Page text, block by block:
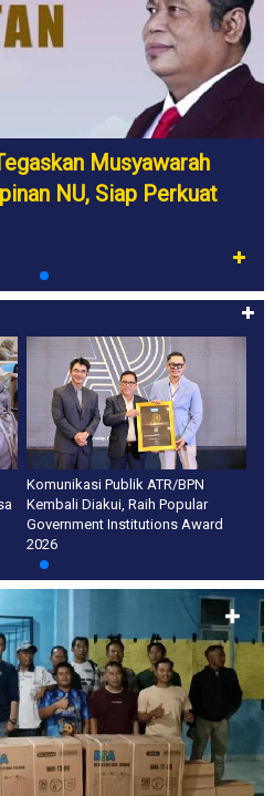
Musyawarah
NU, Siap Perkuat
Komunikasi Publik ATR/BPN
Kembali Diakui, Raih Popular
Government Institutions Award
2026